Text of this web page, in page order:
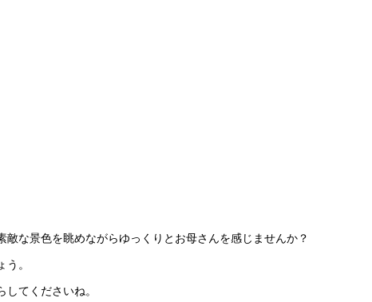
な景色を眺めながらゆっくりとお母さんを感じませんか？
。
てくださいね。